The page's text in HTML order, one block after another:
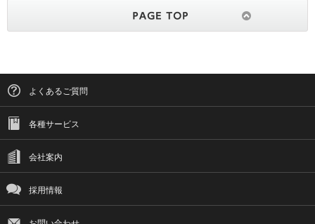
よくあるご質問
各種サービス
会社案内
採用情報